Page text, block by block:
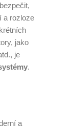
a rozloze
jako
je
.
a